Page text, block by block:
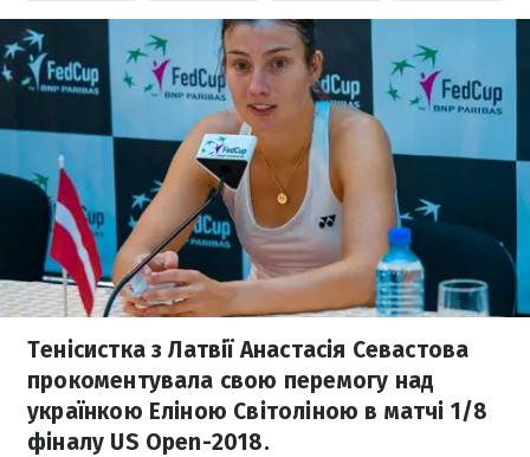
Тенісистка з Латвії Анастасія Севастова
прокоментувала свою перемогу над
українкою Еліною Світоліною в матчі 1/8
фіналу US Open-2018.